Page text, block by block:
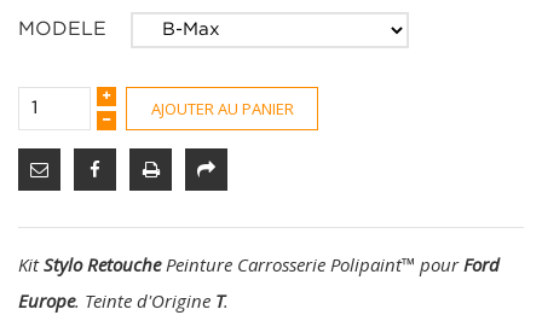
MODELE
AJOUTER AU PANIER
KitStylo RetouchePeinture Carrosserie Polipaint™ pourFord
Europe. Teinte d'Origine T.